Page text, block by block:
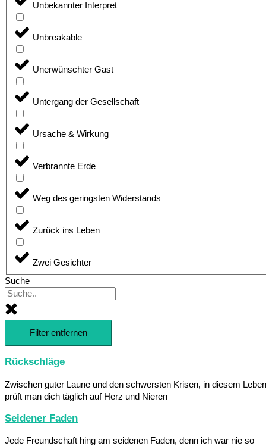
Unbekannter Interpret
Unbreakable
Unerwünschter Gast
Untergang der Gesellschaft
Ursache & Wirkung
Verbrannte Erde
Weg des geringsten Widerstands
Zurück ins Leben
Zwei Gesichter
Suche
Filter entfernen
Rückschläge
Zwischen guter Laune und den schwersten Krisen, in diesem Leben
prüft man dich täglich auf Herz und Nieren
Seidener Faden
Jede Freundschaft hing am seidenen Faden, denn ich war nie so